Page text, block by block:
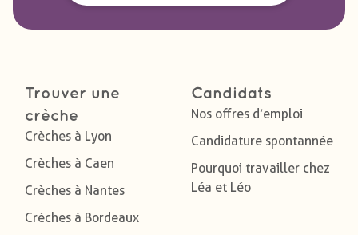
Trouver une
crèche
Crèches à Lyon
Crèches à Caen
Crèches à Nantes
Crèches à Bordeaux
Candidats
Nos offres d’emploi
Candidature spontannée
Pourquoi travailler chez
Léa et Léo